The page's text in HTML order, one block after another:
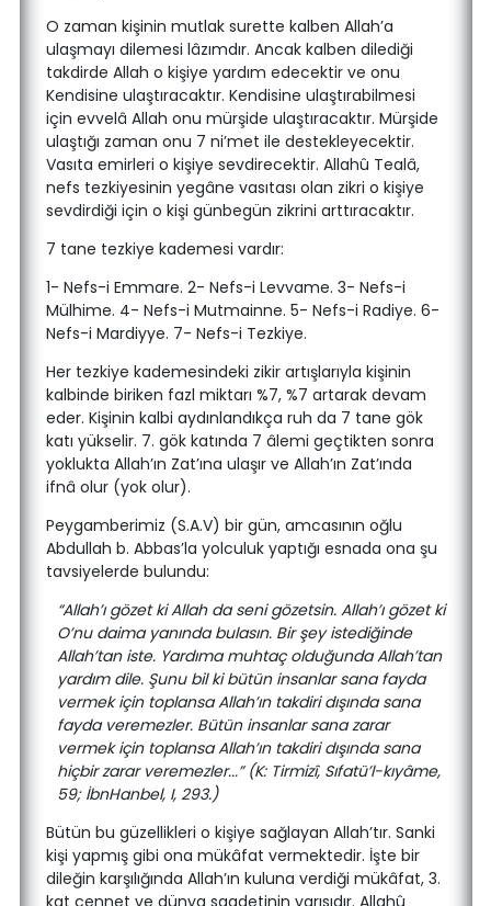
O zaman kişinin mutlak surette kalben Allah’a
ulaşmayı dilemesi lâzımdır. Ancak kalben dilediği
takdirde Allah o kişiye yardım edecektir ve onu
Kendisine ulaştıracaktır. Kendisine ulaştırabilmesi
için evvelâ Allah onu mürşide ulaştıracaktır. Mürşide
ulaştığı zaman onu 7 ni’met ile destekleyecektir.
Vasıta emirleri o kişiye sevdirecektir. Allahû Tealâ,
nefs tezkiyesinin yegâne vasıtası olan zikri o kişiye
sevdirdiği için o kişi günbegün zikrini arttıracaktır.
7 tane tezkiye kademesi vardır:
1- Nefs-i Emmare. 2- Nefs-i Levvame. 3- Nefs-i
Mülhime. 4- Nefs-i Mutmainne. 5- Nefs-i Radiye. 6-
Nefs-i Mardiyye. 7- Nefs-i Tezkiye.
Her tezkiye kademesindeki zikir artışlarıyla kişinin
kalbinde biriken fazl miktarı %7, %7 artarak devam
eder. Kişinin kalbi aydınlandıkça ruh da 7 tane gök
katı yükselir. 7. gök katında 7 âlemi geçtikten sonra
yoklukta Allah’ın Zat’ına ulaşır ve Allah’ın Zat’ında
ifnâ olur (yok olur).
Peygamberimiz (S.A.V) bir gün, amcasının oğlu
Abdullah b. Abbas’la yolculuk yaptığı esnada ona şu
tavsiyelerde bulundu:
“Allah’ı gözet ki Allah da seni gözetsin. Allah’ı gözet ki
O’nu daima yanında bulasın. Bir şey istediğinde
Allah’tan iste. Yardıma muhtaç olduğunda Allah’tan
yardım dile. Şunu bil ki bütün insanlar sana fayda
vermek için toplansa Allah’ın takdiri dışında sana
fayda veremezler. Bütün insanlar sana zarar
vermek için toplansa Allah’ın takdiri dışında sana
hiçbir zarar veremezler...” (K: Tirmizî, Sıfatü’l-kıyâme,
59; İbnHanbel, I, 293.)
Bütün bu güzellikleri o kişiye sağlayan Allah’tır. Sanki
kişi yapmış gibi ona mükâfat vermektedir. İşte bir
dileğin karşılığında Allah’ın kuluna verdiği mükâfat, 3.
kat cennet ve dünya saadetinin yarısıdır. Allahû